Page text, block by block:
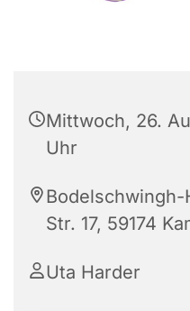
Mittwoch, 26.
Uhr
Str. 17, 59174
Uta Harder